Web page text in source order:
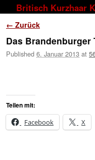
Zum Inhalt wechseln
Zum sekundären Inhalt wechseln
Britisch Kurzhaar
Bilder-Navigation
← Zurück
Das Brandenburger
Published 6. Januar 2013 at
Teilen mit:
Facebook
X